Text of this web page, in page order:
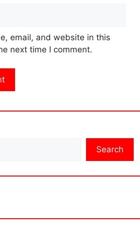
email, and website in this
next time I comment.
Search